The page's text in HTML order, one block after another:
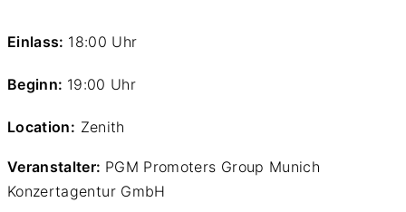
Einlass: 18:00 Uhr
Beginn: 19:00 Uhr
Location: Zenith
Veranstalter: PGM Promoters Group Munich
Konzertagentur GmbH